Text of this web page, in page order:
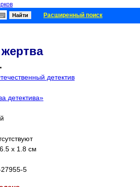
Расширенный поиск
детектив
детектива»
x 1.8 см
5